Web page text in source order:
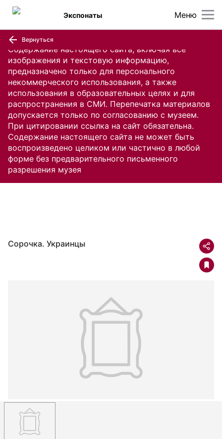
Содержание настоящего сайта, включая все
изображения и текстовую информацию,
предназначено только для персонального
некоммерческого использования, а также
использования в образовательных целях и для
распространения в СМИ. Перепечатка материалов
допускается только по согласованию с музеем.
При цитировании ссылка на сайт обязательна.
Содержание настоящего сайта не может быть
воспроизведено целиком или частично в любой
форме без предварительного письменного
разрешения музея
Меню
Экспонаты
Вернуться
Сорочка. Украинцы